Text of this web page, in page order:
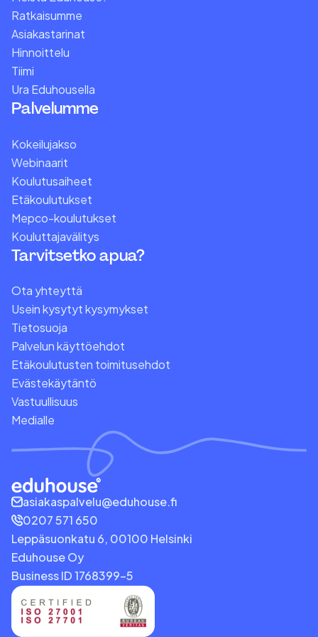
asiakaspalvelu@eduhouse.fi
0207 571 650
Leppäsuonkatu 6, 00100 Helsinki
Eduhouse Oy
Business ID 1768399-5
Ratkaisumme
Asiakastarinat
Hinnoittelu
Tiimi
Ura Eduhousella
Palvelumme
Kokeilujakso
Webinaarit
Koulutusaiheet
Etäkoulutukset
Mepco-koulutukset
Kouluttajavälitys
Tarvitsetko apua?
Ota yhteyttä
Usein kysytyt kysymykset
Tietosuoja
Palvelun käyttöehdot
Etäkoulutusten toimitusehdot
Evästekäytäntö
Vastuullisuus
Medialle